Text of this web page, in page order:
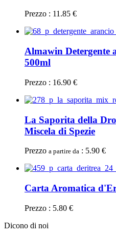
Prezzo : 11.85 €
Almawin Detergente
500ml
Prezzo : 16.90 €
La Saporita della
Miscela di Spezie
Prezzo a partire da : 5.90 €
Carta Aromatica
Prezzo : 5.80 €
Dicono di noi